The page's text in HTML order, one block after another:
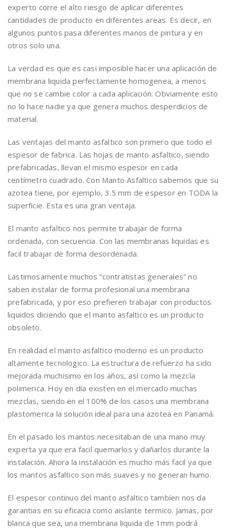
experto corre el alto riesgo de aplicar diferentes
cantidades de producto en diferentes areas. Es decir, en
algunos puntos pasa diferentes manos de pintura y en
otros solo una.
La verdad es que es casi imposible hacer una aplicación de
membrana liquida perfectamente homogenea, a menos
que no se cambie color a cada aplicación. Obviamente esto
no lo hace nadie ya que genera muchos desperdicios de
material.
Las ventajas del manto asfaltico son primero que todo el
espesor de fabrica. Las hojas de manto asfaltico, siendo
prefabricadas, llevan el mismo espesor en cada
centímetro cuadrado. Con Manto Asfaltico sabemos que su
azotea tiene, por ejemplo, 3.5 mm de espesor en TODA la
superficie. Esta es una gran ventaja.
El manto asfaltico nos permite trabajar de forma
ordenada, con secuencia. Con las membranas liquidas es
facil trabajar de forma desordenada.
Lastimosamente muchos “contratistas generales” no
saben instalar de forma profesional una membrana
prefabricada, y por eso prefieren trabajar con productos
liquidos diciendo que el manto asfaltico es un producto
obsoleto.
En realidad el manto asfaltico moderno es un producto
altamente tecnologico. La estructura de refuerzo ha sido
mejorada muchisimo en los años, así como la mezcla
polimerica. Hoy en día existen en el mercado muchas
mezclas, siendo en el 100% de los casos una membrana
plastomerica la solución ideal para una azotea en Panamá.
En el pasado los mantos necesitaban de una mano muy
experta ya que era facil quemarlos y dañarlos durante la
instalación. Ahora la instalación es mucho más facil ya que
los mantos asfaltico son más suaves y no generan humo.
El espesor continuo del manto asfaltico tambíen nos da
garantias en su eficacia como aislante termico. Jamas, por
blanca que sea, una membrana liquida de 1mm podrá